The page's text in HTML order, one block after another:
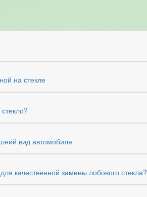
на стекле
вид автомобиля
качественной замены лобового стекла?